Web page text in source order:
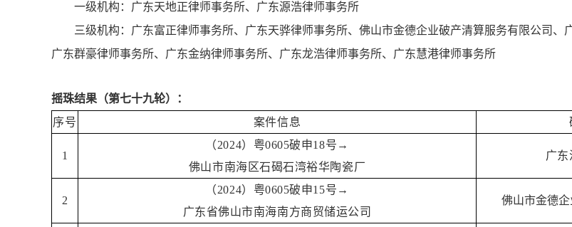
一级机构：广东天地正律师事务所、广东源浩律师事务所
三级机构：广东富正律师事务所、广东天骅律师事务所、佛山市金德企业破产清算服务有限公司、
广东群豪律师事务所、广东金纳律师事务所、广东龙浩律师事务所、广东慧港律师事务所
摇珠结果（第七十九轮）：
序号
案件信息
1
（2024）粤0605破申18号→
佛山市南海区石碣石湾裕华陶瓷厂
广东
2
（2024）粤0605破申15号→
广东省佛山市南海南方商贸储运公司
佛山市金德